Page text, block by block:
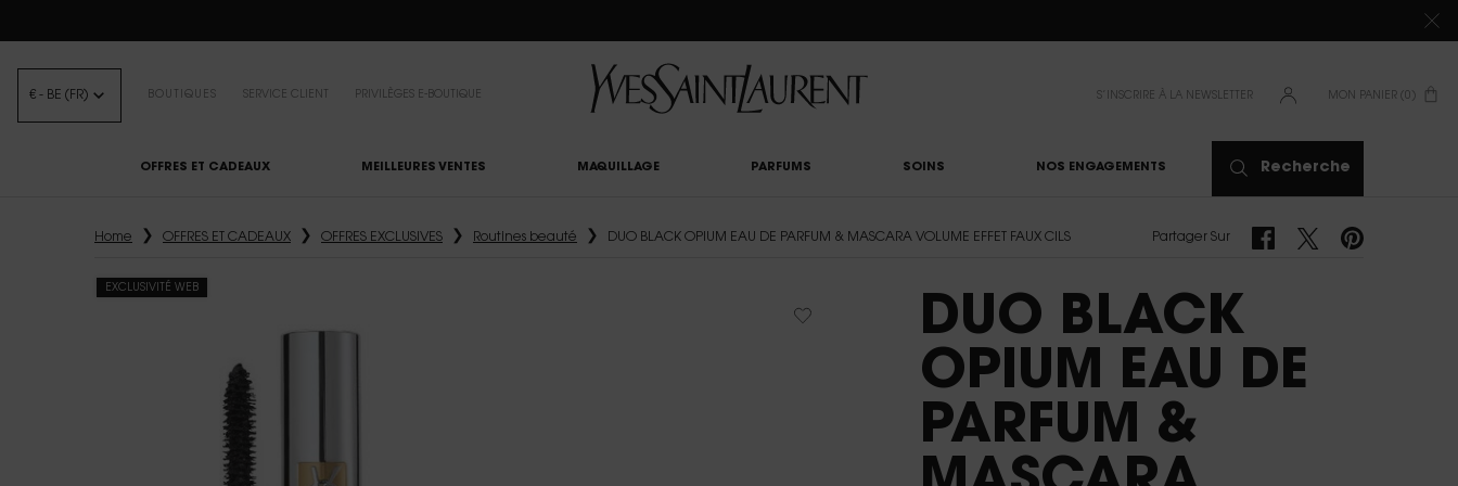
€ - BE (FR) BOUTIQUES SERVICE CLIENT PRIVILÈGES E-BOUTIQUE S’INSCRIRE À LA NEWSLETTER MON PANIER 0
OFFRES ET CADEAUX MEILLEURES VENTES MAQUILLAGE PARFUMS SOINS NOS ENGAGEMENTS Recherche
Home OFFRES ET CADEAUX OFFRES EXCLUSIVES Routines beauté DUO BLACK OPIUM EAU DE PARFUM & MASCARA VOLUME EFFET FAUX CILS Partager Sur Partager Sur Facebook
Partager Sur Twitter
Partager Sur
DUO BLACK
OPIUM EAU DE
PARFUM &
EXCLUSIVITÉ WEB